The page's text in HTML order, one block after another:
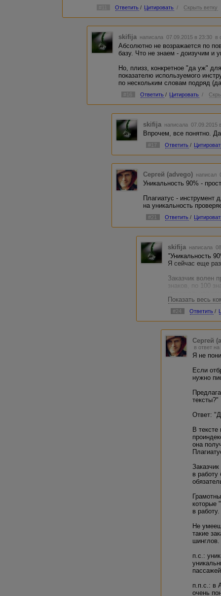
Ответить / Цитировать / Скрыть ветку
skifija написала 07.09.2015 в 23:30 в
Абсолютно не возражается по
базу. Что не знаем - доизучим и
Но, плизз, конкретное "да уж"
показателю используемого
по нескольким словам подряд
#16 Ответить / Цитировать /
skifija написала 07.09.2015
Впрочем, все понятно.
#17 Ответить /
Сергей (advego) написал
Уникальность 90% -
Плагиатус - инструмент
на уникальность
#21 Ответить /
skifija написала
"Уникальность
Я сейчас еще
Заказчик волен
знаков, по 100
отказа даже для
Получается, что
уникальность
они (заданные
понизят
качества работы.
Для свободных
вашего
менее 100%.
получила
вплоть до того,
уникальность
Да или нет?
Сорри за
Показать весь
#24 Ответить /
Сергей
в ответ
Я не
Если
нужно
тексты?"
Ответ:
В
она
в работу
которые
в работу.
Не
такие
шинглов.
п.с.:
п.п.с.: в
очень